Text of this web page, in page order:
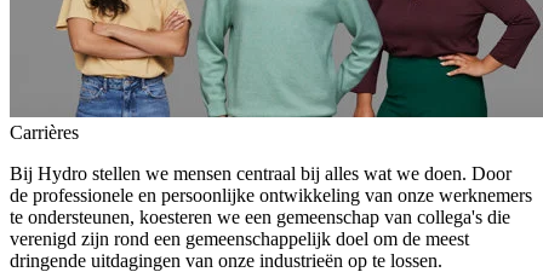
Carrières
Bij Hydro stellen we mensen centraal bij alles wat we doen. Door
de professionele en persoonlijke ontwikkeling van onze werknemers
te ondersteunen, koesteren we een gemeenschap van collega's die
verenigd zijn rond een gemeenschappelijk doel om de meest
dringende uitdagingen van onze industrieën op te lossen.